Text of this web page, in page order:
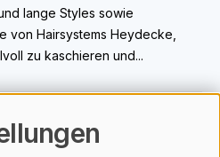
lange Styles sowie
von Hairsystems Heydecke,
zu kaschieren und...
bekommen: Bewährte
und Produkte